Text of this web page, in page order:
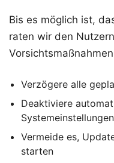
Bis es möglich ist,
raten wir den
Verzögere alle
Deaktiviere
Systemeinstellungen
Vermeide es,
starten